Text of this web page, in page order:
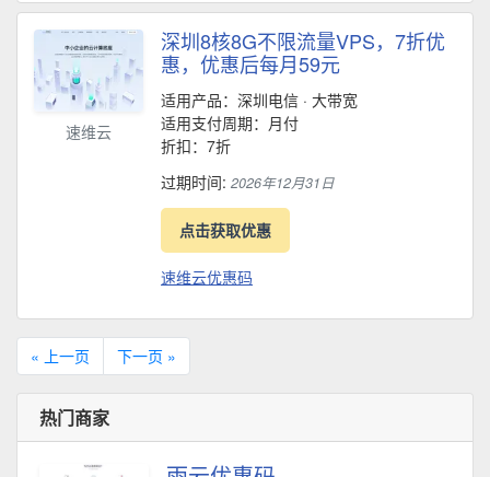
速维云
深圳8核8G不限流量VPS，7折优
惠，优惠后每月59元
适用产品：深圳电信 · 大带宽
适用支付周期：月付
折扣：7折
过期时间: 2026年12月31日
点击获取优惠
速维云优惠码
« 上一页 下一页 »
热门商家